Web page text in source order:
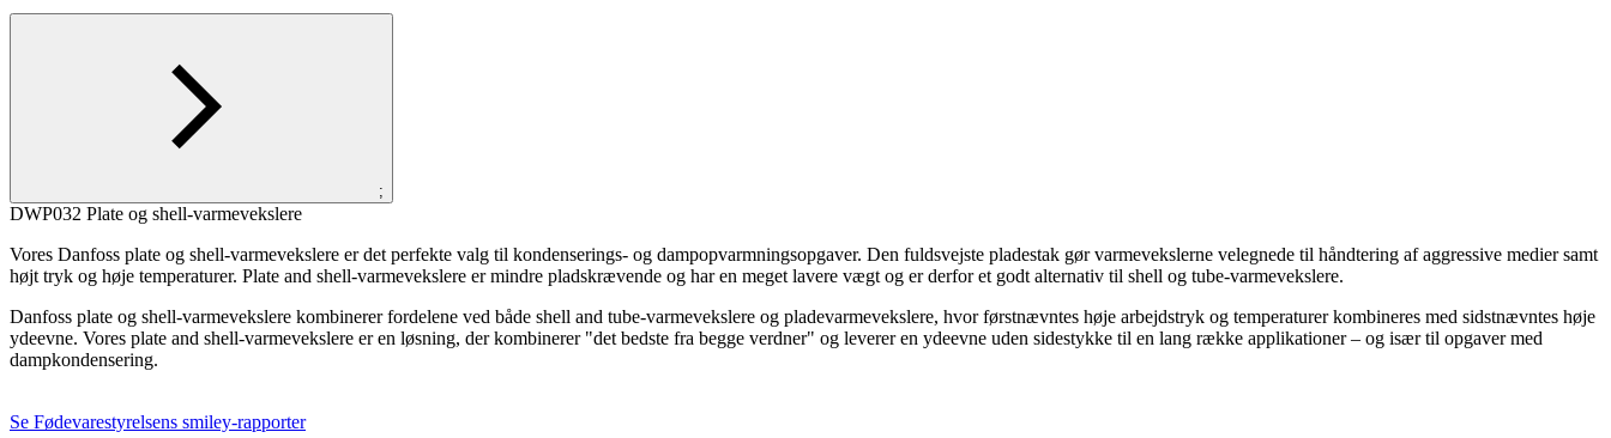
;
DWP032 Plate og shell-varmevekslere
Vores Danfoss plate og shell-varmevekslere er det perfekte valg til kondenserings- og dampopvarmningsopgaver. Den fuldsvejste pladestak gør varmevekslerne velegnede til håndtering af aggressive medier samt
højt tryk og høje temperaturer. Plate and shell-varmevekslere er mindre pladskrævende og har en meget lavere vægt og er derfor et godt alternativ til shell og tube-varmevekslere.
Danfoss plate og shell-varmevekslere kombinerer fordelene ved både shell and tube-varmevekslere og pladevarmevekslere, hvor førstnævntes høje arbejdstryk og temperaturer kombineres med sidstnævntes høje
ydeevne. Vores plate and shell-varmevekslere er en løsning, der kombinerer "det bedste fra begge verdner" og leverer en ydeevne uden sidestykke til en lang række applikationer – og især til opgaver med
dampkondensering.
Se Fødevarestyrelsens smiley-rapporter